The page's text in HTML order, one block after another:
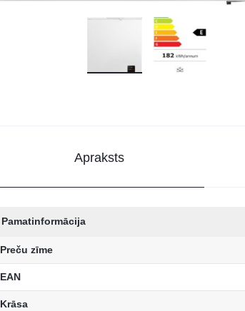
Apraksts
Pamatinformācija
Preču zīme
EAN
Krāsa